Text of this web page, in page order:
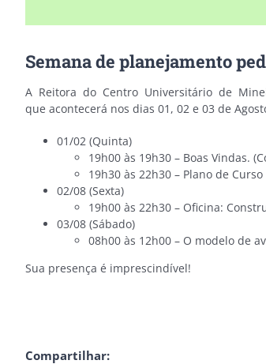
Semana de planejamento
A Reitora do Centro Universitário de
que acontecerá nos dias 01, 02 e 03 de
01/02 (Quinta)
19h00 às 19h30 – Boas Vindas.
19h30 às 22h30 – Plano de
02/08 (Sexta)
19h00 às 22h30 – Oficina:
03/08 (Sábado)
08h00 às 12h00 – O modelo de
Sua presença é imprescindível!
Compartilhar: